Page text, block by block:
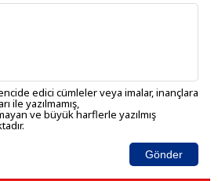
edici cümleler veya imalar, inançlara
ile yazılmamış,
ve büyük harflerle yazılmış
Gönder